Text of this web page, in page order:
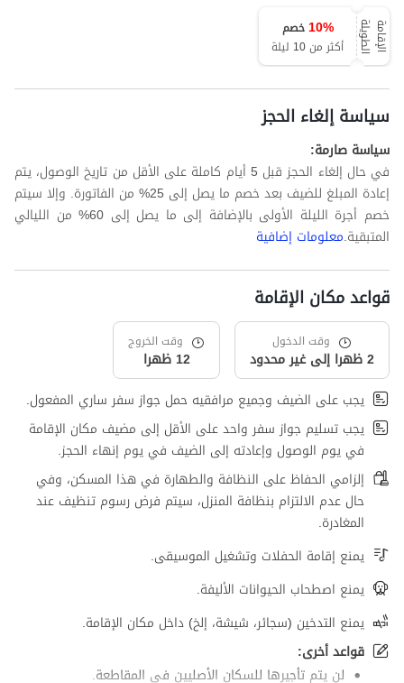
ا
ل
إ
ق
ا
م
ة
ا
ل
ط
و
ي
لة 10%
خصم
أكثر من 10 ليلة
سياسة إلغاء الحجز
سياسة صارمة:
في حال إلغاء الحجز قبل 5 أيام كاملة على الأقل من تاريخ الوصول، يتم
إعادة المبلغ للضيف بعد خصم ما يصل إلى 25% من الفاتورة. وإلا سيتم
خصم أجرة الليلة الأولى بالإضافة إلى ما يصل إلى 60% من الليالي
المتبقية.معلومات إضافية
قواعد مكان الإقامة
وقت الدخول
2 ظهرا إلى غير محدود
وقت الخروج
12 ظهرا
يجب على الضيف وجميع مرافقيه حمل جواز سفر ساري المفعول.
يجب تسليم جواز سفر واحد على الأقل إلى مضيف مكان الإقامة
في يوم الوصول وإعادته إلى الضيف في يوم إنهاء الحجز.
إلزامي الحفاظ على النظافة والطهارة في هذا المسكن، وفي
حال عدم الالتزام بنظافة المنزل، سيتم فرض رسوم تنظيف عند
المغادرة.
يمنع إقامة الحفلات وتشغيل الموسيقى.
يمنع اصطحاب الحيوانات الأليفة.
يمنع التدخين (سجائر، شيشة، إلخ) داخل مكان الإقامة.
قواعد أخرى:
لن يتم تأجيرها للسكان الأصليين في المقاطعة.